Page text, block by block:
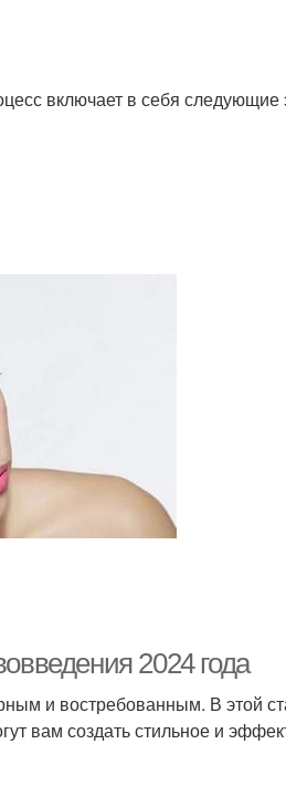
включает в себя следующие
2024 года
и востребованным. В этой
вам создать стильное и